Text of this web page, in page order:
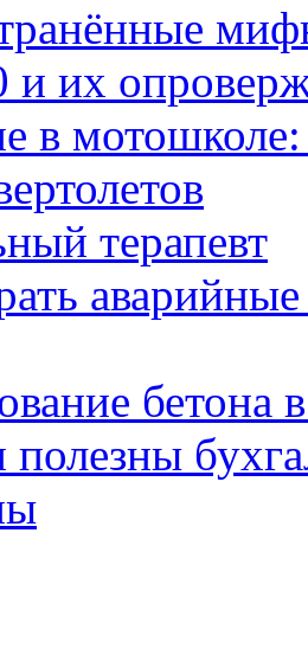
и их
в
терапевт
бетона
полезны